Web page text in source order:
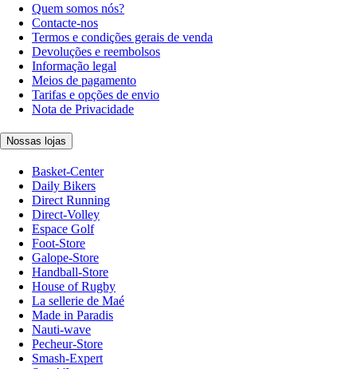
Quem somos nós?
Contacte-nos
Termos e condições gerais de venda
Devoluções e reembolsos
Informação legal
Meios de pagamento
Tarifas e opções de envio
Nota de Privacidade
Nossas lojas
Basket-Center
Daily Bikers
Direct Running
Direct-Volley
Espace Golf
Foot-Store
Galope-Store
Handball-Store
House of Rugby
La sellerie de Maé
Made in Paradis
Nauti-wave
Pecheur-Store
Smash-Expert